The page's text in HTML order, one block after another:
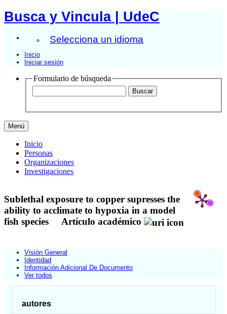
Busca y Vincula | UdeC
Selecciona un idioma
Inicio
Iniciar sesión
Formulario de búsqueda
Menú
Inicio
Personas
Organizaciones
Investigaciones
Sublethal exposure to copper supresses the
ability to acclimate to hypoxia in a model
fish species
Artículo académico
Visión General
Identidad
Información Adicional De Documento
Ver todos
autores